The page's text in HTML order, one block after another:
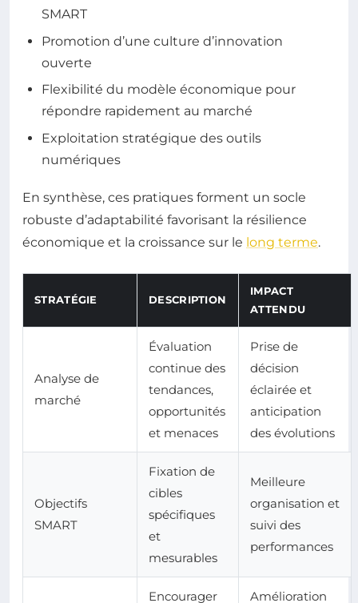
SMART
Promotion d’une culture d’innovation
ouverte
Flexibilité du modèle économique pour
répondre rapidement au marché
Exploitation stratégique des outils
numériques
En synthèse, ces pratiques forment un socle
robuste d’adaptabilité favorisant la résilience
économique et la croissance sur le long terme.
STRATÉGIE DESCRIPTION
IMPACT
ATTENDU
Analyse de
marché
Évaluation
continue des
tendances,
opportunités
et menaces
Prise de
décision
éclairée et
anticipation
des évolutions
Objectifs
SMART
Fixation de
cibles
spécifiques
et
mesurables
Meilleure
organisation et
suivi des
performances
Encourager Amélioration